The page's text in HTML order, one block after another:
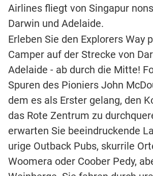
Airlines fliegt von Singapur
Darwin und Adelaide.
Erleben Sie den Explorers Way
Camper auf der Strecke von
Adelaide - ab durch die Mitte!
Spuren des Pioniers John
dem es als Erster gelang, den
das Rote Zentrum zu
erwarten Sie beeindruckende
urige Outback Pubs, skurrile
Woomera oder Coober Pedy,